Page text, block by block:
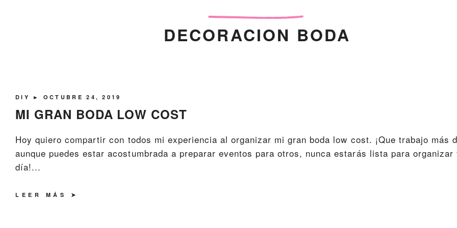
DECORACION BODA
DIY ► OCTUBRE 24, 2019
MI GRAN BODA LOW COST
Hoy quiero compartir con todos mi experiencia al organizar mi gran boda low cost. ¡Que trabajo más
aunque puedes estar acostumbrada a preparar eventos para otros, nunca estarás lista para organizar
día!...
LEER MÁS